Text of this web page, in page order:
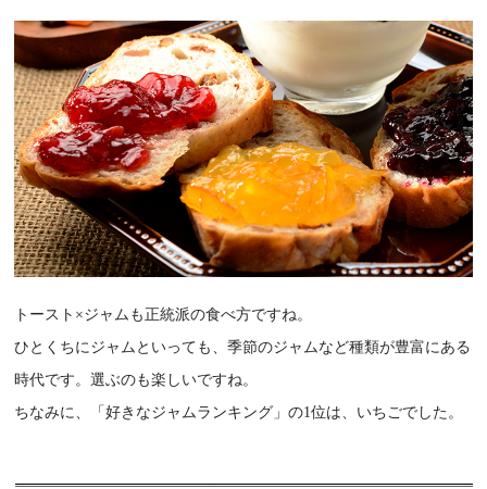
トースト×ジャムも正統派の食べ方ですね。
ひとくちにジャムといっても、季節のジャムなど種類が豊富にある
時代です。選ぶのも楽しいですね。
ちなみに、「好きなジャムランキング」の1位は、いちごでした。